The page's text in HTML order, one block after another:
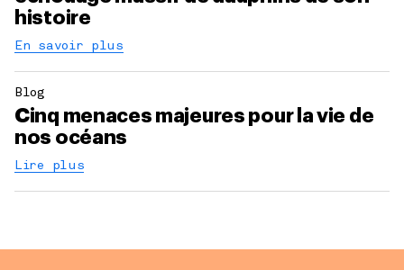
histoire
En savoir plus
Blog
Cinq menaces majeures pour la vie de
nos océans
Lire plus